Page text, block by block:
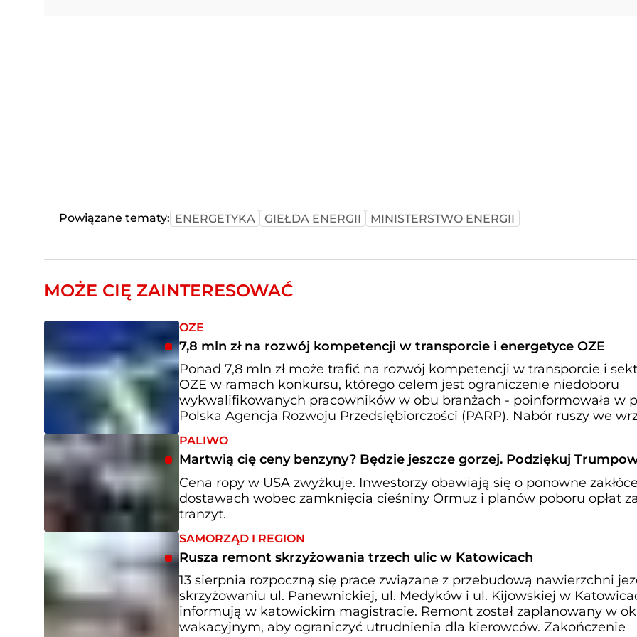
Powiązane tematy: ENERGETYKA GIEŁDA ENERGII MINISTERSTWO ENERGII
MOŻE CIĘ ZAINTERESOWAĆ
OZE
7,8 mln zł na rozwój kompetencji w transporcie i energetyce OZE
Ponad 7,8 mln zł może trafić na rozwój kompetencji w transporcie i
OZE w ramach konkursu, którego celem jest ograniczenie niedoboru
wykwalifikowanych pracowników w obu branżach - poinformowała w
Polska Agencja Rozwoju Przedsiębiorczości (PARP). Nabór ruszy we
PALIWO
Martwią cię ceny benzyny? Będzie jeszcze gorzej. Podziękuj
Cena ropy w USA zwyżkuje. Inwestorzy obawiają się o ponowne
dostawach wobec zamknięcia cieśniny Ormuz i planów poboru opłat za
tranzyt.
SAMORZĄD I REGION
Rusza remont skrzyżowania trzech ulic w Katowicach
13 sierpnia rozpoczną się prace związane z przebudową nawierzchni
skrzyżowaniu ul. Panewnickiej, ul. Medyków i ul. Kijowskiej w
informują w katowickim magistracie. Remont został zaplanowany w
wakacyjnym, aby ograniczyć utrudnienia dla kierowców. Zakończenie